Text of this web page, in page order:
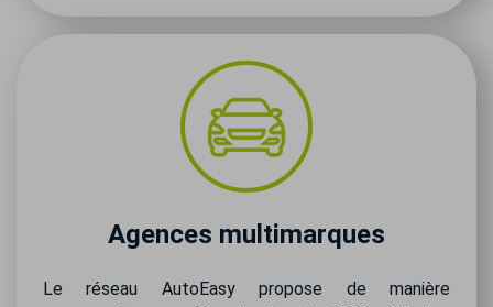
Agences multimarques
Le réseau AutoEasy propose de manière